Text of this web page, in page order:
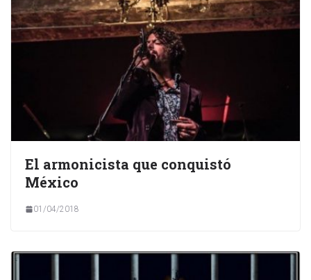
El armonicista que conquistó
México
01/04/2018